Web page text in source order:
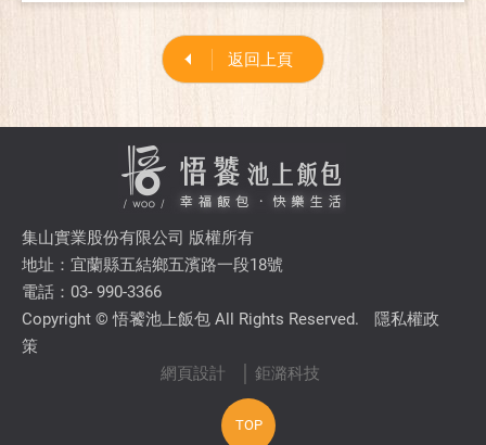
返回上頁
集山實業股份有限公司 版權所有
地址：宜蘭縣五結鄉五濱路一段18號
電話：03- 990-3366
Copyright © 悟饕池上飯包 All Rights Reserved.
隱私權政
策
網頁設計
│ 鉅潞科技
TOP